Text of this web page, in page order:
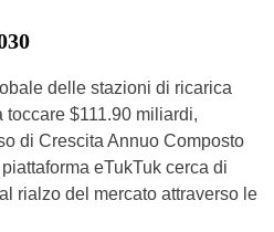
delle stazioni di ricarica
$111.90 miliardi,
di Crescita Annuo Composto
piattaforma eTukTuk cerca di
rialzo del mercato attraverso le